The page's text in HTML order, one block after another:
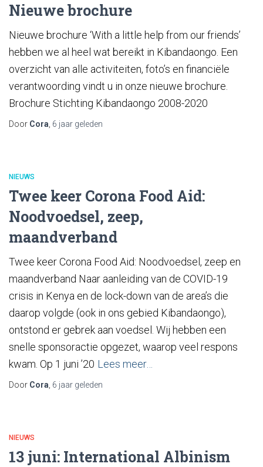
Nieuwe brochure
Nieuwe brochure ‘With a little help from our friends’
hebben we al heel wat bereikt in Kibandaongo. Een
overzicht van alle activiteiten, foto’s en financiële
verantwoording vindt u in onze nieuwe brochure.
Brochure Stichting Kibandaongo 2008-2020
Door Cora 6 jaar geleden
NIEUWS
Twee keer Corona Food Aid:
Noodvoedsel, zeep,
maandverband
Twee keer Corona Food Aid: Noodvoedsel, zeep en
maandverband Naar aanleiding van de COVID-19
crisis in Kenya en de lock-down van de area’s die
daarop volgde (ook in ons gebied Kibandaongo),
ontstond er gebrek aan voedsel. Wij hebben een
snelle sponsoractie opgezet, waarop veel respons
kwam. Op 1 juni ’20 Lees meer…
Door Cora 6 jaar geleden
NIEUWS
13 juni: International Albinism